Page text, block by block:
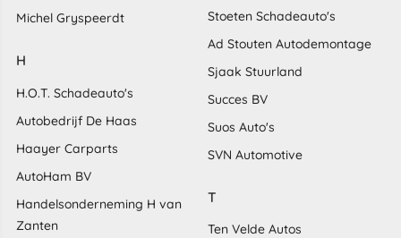
Michel Gryspeerdt
H
H.O.T. Schadeauto's
Autobedrijf De Haas
Haayer Carparts
AutoHam BV
Handelsonderneming H van
Zanten
Stoeten Schadeauto's
Ad Stouten Autodemontage
Sjaak Stuurland
Succes BV
Suos Auto's
SVN Automotive
T
Ten Velde Autos